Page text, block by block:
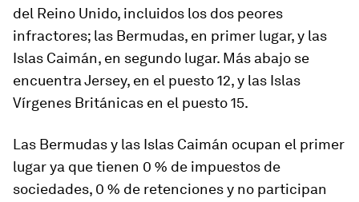
del Reino Unido, incluidos los dos peores
infractores; las Bermudas, en primer lugar, y las
Islas Caimán, en segundo lugar. Más abajo se
encuentra Jersey, en el puesto 12, y las Islas
Vírgenes Británicas en el puesto 15.
Las Bermudas y las Islas Caimán ocupan el primer
lugar ya que tienen 0 % de impuestos de
sociedades, 0 % de retenciones y no participan